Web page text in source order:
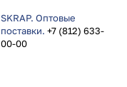
SKRAP. Оптовые
поставки. +7 (812) 633-
00-00